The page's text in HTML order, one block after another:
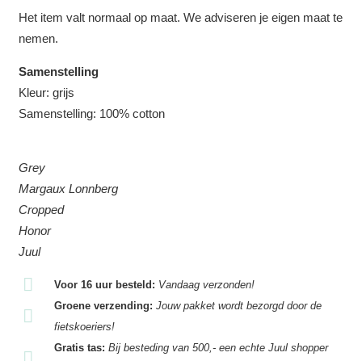
Het item valt normaal op maat. We adviseren je eigen maat te
nemen.
Samenstelling
Kleur: grijs
Samenstelling: 100% cotton
Grey
Margaux Lonnberg
Cropped
Honor
Juul
Voor 16 uur besteld: Vandaag verzonden!
Groene verzending: Jouw pakket wordt bezorgd door de
fietskoeriers!
Gratis tas: Bij besteding van 500,- een echte Juul shopper